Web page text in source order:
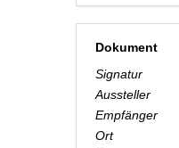
Dokument
Signatur
Aussteller
Empfänger
Ort